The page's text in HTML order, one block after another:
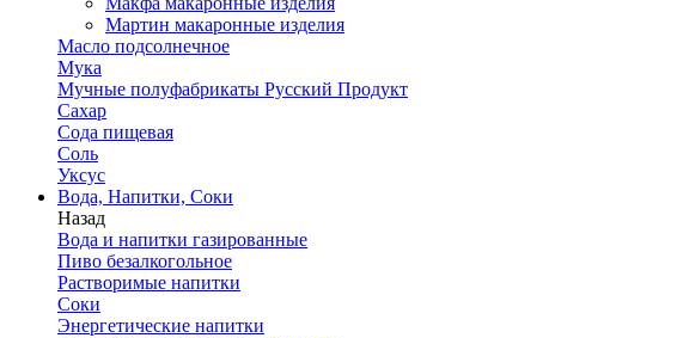
Мартин макаронные изделия
Масло подсолнечное
Мука
Мучные полуфабрикаты Русский Продукт
Сахар
Сода пищевая
Соль
Уксус
Вода, Напитки, Соки
Назад
Вода и напитки газированные
Пиво безалкогольное
Растворимые напитки
Соки
Энергетические напитки